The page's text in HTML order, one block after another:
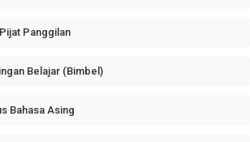
Panggilan
Belajar (Bimbel)
Bahasa Asing